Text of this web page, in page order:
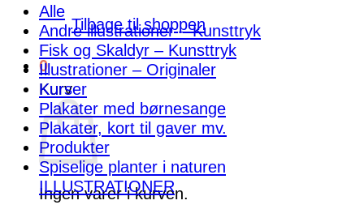
Tilbage til shoppen
0
Kurv
Ingen varer i kurven.
Alle
Andre illustrationer – Kunsttryk
Fisk og Skaldyr – Kunsttryk
Illustrationer – Originaler
Kurser
Plakater med børnesange
Plakater, kort til gaver mv.
Produkter
Spiselige planter i naturen
ILLUSTRATIONER